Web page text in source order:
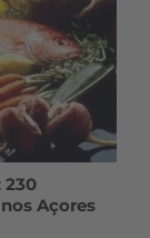
230
Açores